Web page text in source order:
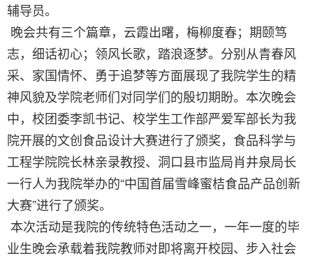
辅导员。
晚会共有三个篇章，云霞出曙，梅柳度春；期颐笃
志，细话初心；领风长歌，踏浪逐梦。分别从青春风
采、家国情怀、勇于追梦等方面展现了我院学生的精
神风貌及学院老师们对同学们的殷切期盼。本次晚会
中，校团委李凯书记、 校学生工作部严爱军部长为我
院开展的文创食品设计大赛进行了颁奖，食品科学与
工程学院院长林亲录教授、洞口县市监局肖井泉局长
一行人为我院举办的“中国首届雪峰蜜桔食品产品创新
大赛”进行了颁奖。
本次活动是我院的传统特色活动之一，一年一度的毕
业生晚会承载着我院教师对即将离开校园、步入社会